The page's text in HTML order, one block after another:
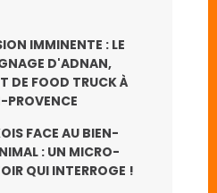
IMMINENTE : LE
D'ADNAN,
DE FOOD TRUCK À
FACE AU BIEN-
: UN MICRO-
QUI INTERROGE !